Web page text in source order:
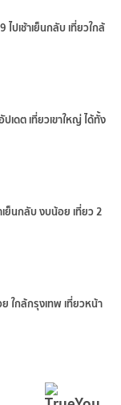
ปเช้าเย็นกลับ เที่ยวใกล้
เดต เที่ยวเขาใหญ่ ได้ทั้ง
เย็นกลับ งบน้อย เที่ยว 2
ใกล้กรุงเทพ เที่ยวหน้า